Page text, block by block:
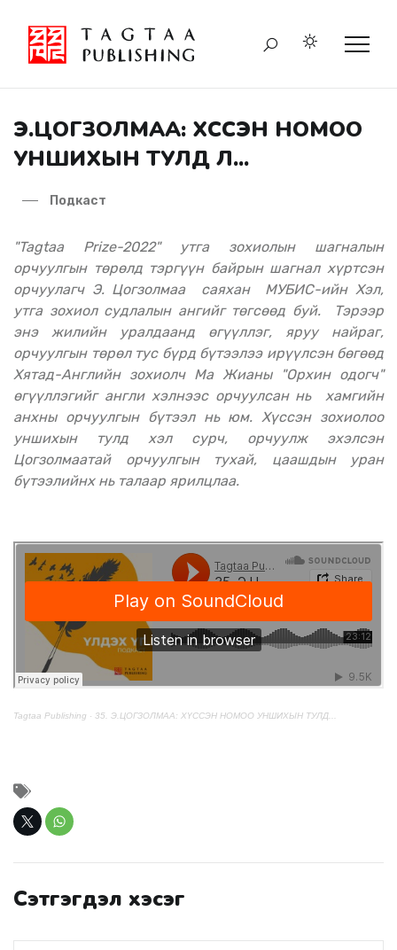
Э.ЦОГЗОЛМАА: ХҮССЭН НОМОО
УНШИХЫН ТУЛД Л...
Подкаст
"Tagtaa Prize-2022" утга зохиолын шагналын
орчуулгын төрөлд тэргүүн байрын шагнал хүртсэн
орчуулагч Э. Цогзолмаа саяхан МУБИС-ийн Хэл,
утга зохиол судлалын ангийг төгсөөд буй. Тэрээр
энэ жилийн уралдаанд өгүүллэг, яруу найраг,
орчуулгын төрөл тус бүрд бүтээлээ ирүүлсэн бөгөөд
Хятад-Английн зохиолч Ма Жианы "Орхин одогч"
өгүүллэгийг англи хэлнээс орчуулсан нь хамгийн
анхны орчуулгын бүтээл нь юм. Хүссэн зохиолоо
уншихын тулд хэл сурч, орчуулж эхэлсэн
Цогзолмаатай орчуулгын тухай, цаашдын уран
бүтээлийнх нь талаар ярилцлаа.
Tagtaa Publishing · 35. Э.ЦОГЗОЛМАА: ХҮССЭН НОМОО УНШИХЫН ТУЛД...
Сэтгэгдэл хэсэг